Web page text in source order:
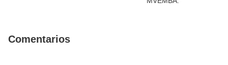
Comentarios